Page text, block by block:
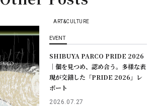
ART&CULTURE
EVENT
SHIBUYA PARCO PRIDE 2026
｜個を見つめ、認め合う。多様な表
現が交錯した「PRIDE 2026」レ
ポート
2026.07.27